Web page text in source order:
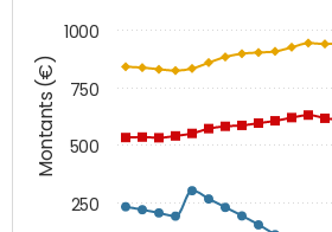
Montants (€)
250
500
750
1000